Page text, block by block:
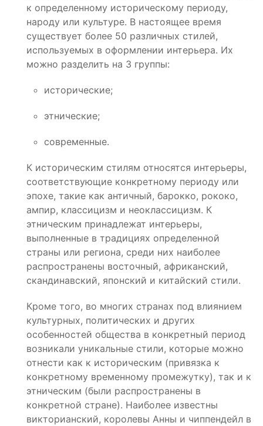
к определенному историческому периоду,
народу или культуре. В настоящее время
существует более 50 различных стилей,
используемых в оформлении интерьера. Их
можно разделить на 3 группы:
исторические;
этнические;
современные.
К историческим стилям относятся интерьеры,
соответствующие конкретному периоду или
эпохе, такие как античный, барокко, рококо,
ампир, классицизм и неоклассицизм. К
этническим принадлежат интерьеры,
выполненные в традициях определенной
страны или региона, среди них наиболее
распространены восточный, африканский,
скандинавский, японский и китайский стили.
Кроме того, во многих странах под влиянием
культурных, политических и других
особенностей общества в конкретный период
возникали уникальные стили, которые можно
отнести как к историческим (привязка к
конкретному временному промежутку), так и к
этническим (были распространены в
конкретной стране). Наиболее известны
викторианский, королевы Анны и чиппендейл в